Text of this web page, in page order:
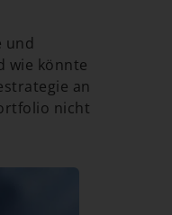
und
wie könnte
an
nicht